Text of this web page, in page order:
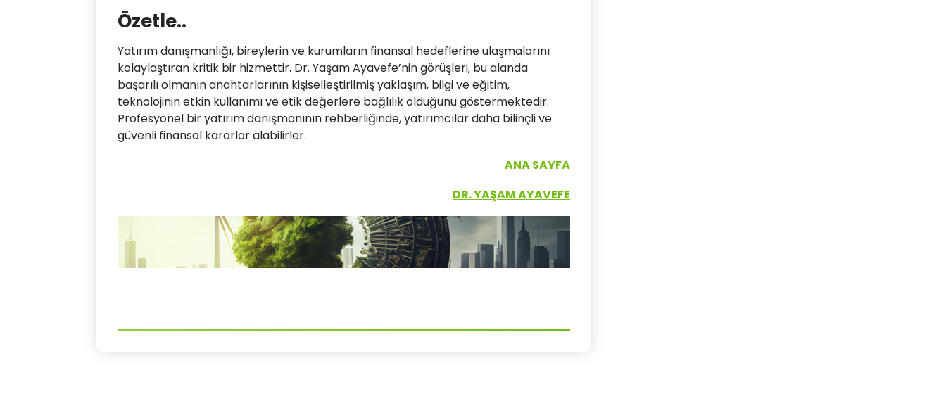
Özetle..
Yatırım danışmanlığı, bireylerin ve kurumların finansal hedeflerine ulaşmalarını
kolaylaştıran kritik bir hizmettir. Dr. Yaşam Ayavefe’nin görüşleri, bu alanda
başarılı olmanın anahtarlarının kişiselleştirilmiş yaklaşım, bilgi ve eğitim,
teknolojinin etkin kullanımı ve etik değerlere bağlılık olduğunu göstermektedir.
Profesyonel bir yatırım danışmanının rehberliğinde, yatırımcılar daha bilinçli ve
güvenli finansal kararlar alabilirler.
ANA SAYFA
DR. YAŞAM AYAVEFE